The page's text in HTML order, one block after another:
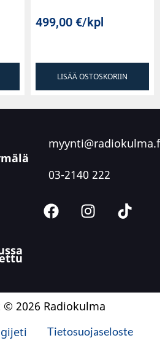
499,00€/kpl
LISÄÄ OSTOSKORIIN
myynti@radiokulma.fi
03-2140 222
© 2026 Radiokulma
Tietosuojaseloste